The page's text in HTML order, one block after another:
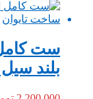
ست
بلند